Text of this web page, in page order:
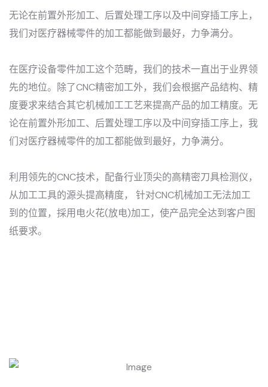
无论在前置外形加工、后置处理工序以及中间穿插工序上，
我们对医疗器械零件的加工都能做到最好，力争满分。
在医疗设备零件加工这个范畴，我们的技术一直出于业界领
先的地位。除了CNC精密加工外，我们会根据产品结构、精
度要求来结合其它机械加工工艺来提高产品的加工精度。无
论在前置外形加工、后置处理工序以及中间穿插工序上，我
们对医疗器械零件的加工都能做到最好，力争满分。
利用领先的CNC技术，配备行业顶尖的高精密刀具检测仪，
从加工工具的源头提高精度， 针对CNC机械加工无法加工
到的位置，採用电火花(放电)加工，使产品完全达到客户图
纸要求。